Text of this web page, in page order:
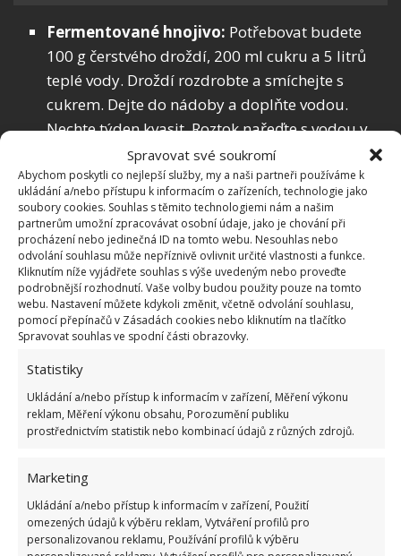
Spravovat své soukromí
Abychom poskytli co nejlepší služby, my a naši partneři používáme k
ukládání a/nebo přístupu k informacím o zařízeních, technologie jako
soubory cookies. Souhlas s těmito technologiemi nám a našim
partnerům umožní zpracovávat osobní údaje, jako je chování při
procházení nebo jedinečná ID na tomto webu. Nesouhlas nebo
odvolání souhlasu může nepříznivě ovlivnit určité vlastnosti a funkce.
Kliknutím níže vyjádřete souhlas s výše uvedeným nebo proveďte
podrobnější rozhodnutí. Vaše volby budou použity pouze na tomto
webu. Nastavení můžete kdykoli změnit, včetně odvolání souhlasu,
pomocí přepínačů v Zásadách cookies nebo kliknutím na tlačítko
Spravovat souhlas ve spodní části obrazovky.
Statistiky
Ukládání a/nebo přístup k informacím v zařízení, Měření výkonu
reklam, Měření výkonu obsahu, Porozumění publiku
prostřednictvím statistik nebo kombinací údajů z různých zdrojů.
Marketing
Ukládání a/nebo přístup k informacím v zařízení, Použití
omezených údajů k výběru reklam, Vytváření profilů pro
personalizovanou reklamu, Používání profilů k výběru
Fermentované hnojivo: Potřebovat budete
100 g čerstvého droždí, 200 ml cukru a 5 litrů
teplé vody. Droždí rozdrobte a smíchejte s
cukrem. Dejte do nádoby a doplňte vodou.
Nechte týden kvasit. Roztok nařeďte s vodou v
poměru 1 : 10 a použijte k přihnojování rostlin.
Nefermentované hnojivo:Připravte si 40 g
čerstvého droždí a 5 litrů vlažné vody. Nejdříve
rozdrobené droždí smíchejte s trochou vody,
aby vznikla hladká hmota, a pak ji doplňte
zbylou vodou. Nechte hodinu odpočívat. Ihned
poté můžete zalévat své rostliny.
Hnojivo ze sušeného droždí:V 10 litrech
droždí a přidejte dvě polévkové lžíce cukru.
Vzniklou tekutinu nechte hodinu odležet a pak ji
můžete rovnou použít k hnojení.